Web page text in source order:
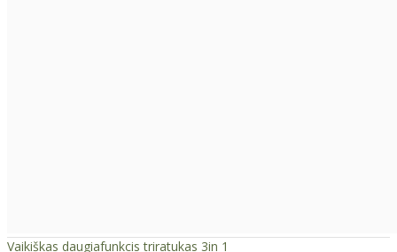
Vaikiškas daugiafunkcis triratukas 3in 1